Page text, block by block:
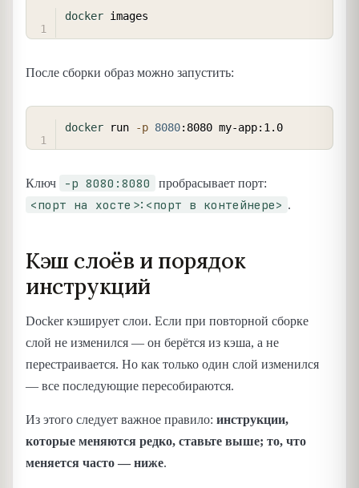
docker
После сборки образ можно запустить:
docker run -p 8080
Ключ -p 8080:8080 пробрасывает порт:
<порт на хосте>:<порт в контейнере> .
Кэш слоёв и порядок
инструкций
Docker кэширует слои. Если при повторной сборке
слой не изменился — он берётся из кэша, а не
перестраивается. Но как только один слой изменился
— все последующие пересобираются.
Из этого следует важное правило: инструкции,
которые меняются редко, ставьте выше; то, что
меняется часто — ниже.